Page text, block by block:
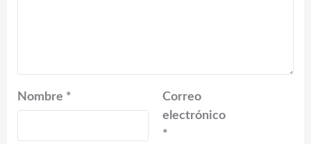
Nombre *
Correo
electrónico
*